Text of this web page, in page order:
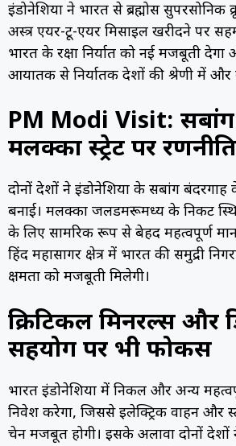
इंडोनेशिया ने भारत से ब्रह्मोस
अस्त्र एयर-टू-एयर मिसाइल खरीदने पर
भारत के रक्षा निर्यात को नई मजबूती
आयातक से निर्यातक देशों की श्रेणी में
PM Modi Visit: सबांग
मलक्का स्ट्रेट पर
दोनों देशों ने इंडोनेशिया के सबांग
बनाई। मलक्का जलडमरूमध्य के निकट
के लिए सामरिक रूप से बेहद महत्वपूर्ण
हिंद महासागर क्षेत्र में भारत की समुद्री
क्षमता को मजबूती मिलेगी।
क्रिटिकल मिनरल्स और
सहयोग पर भी फोकस
भारत इंडोनेशिया में निकल और अन्य
निवेश करेगा, जिससे इलेक्ट्रिक वाहन और
चेन मजबूत होगी। इसके अलावा दोनों देशों